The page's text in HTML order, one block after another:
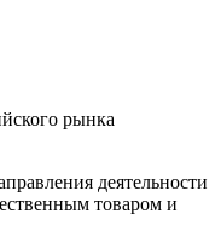
рынка
деятельности
товаром и